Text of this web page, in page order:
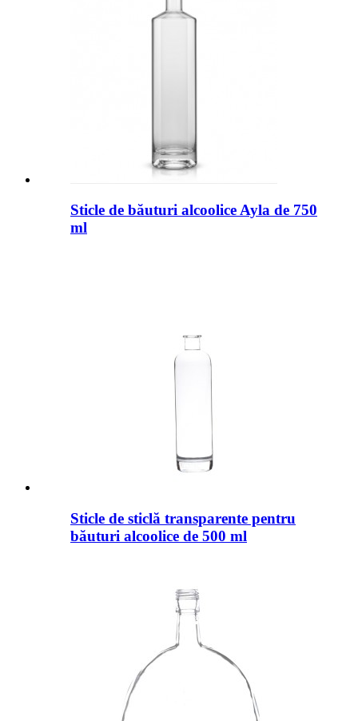
Sticle de băuturi alcoolice Ayla de 750
ml
Sticle de sticlă transparente pentru
băuturi alcoolice de 500 ml